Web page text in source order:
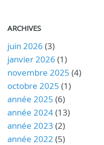
ARCHIVES
juin 2026 (3)
janvier 2026 (1)
novembre 2025 (4)
octobre 2025 (1)
année 2025 (6)
année 2024(13)
année 2023 (2)
année 2022 (5)